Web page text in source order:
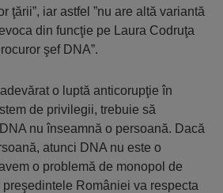
ţării”, iar astfel ”nu are altă variantă
din funcţie pe Laura Codruţa
şef DNA”.
o luptă anticorupţie în
de privilegii, trebuie să
nu înseamnă o persoană. Dacă
atunci DNA nu este o
o problemă de monopol de
României va respecta